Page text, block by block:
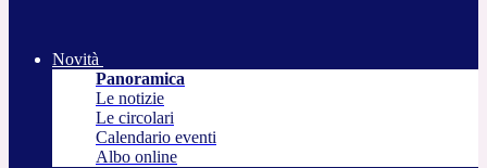
Novità
Panoramica
Le notizie
Le circolari
Calendario eventi
Albo online